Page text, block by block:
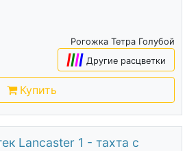
Рогожка Тетра Голубой
|||| Другие расцветки
Купить
Lancaster 1 - тахта с